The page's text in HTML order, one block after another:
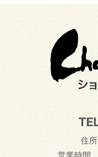
住
営業時間